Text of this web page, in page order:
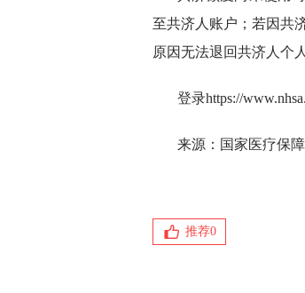
至共济人账户；若因共
原因无法退回共济人个
登录https://
来源：国家医疗保
推荐0